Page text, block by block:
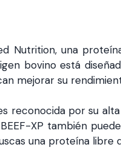
Nutrition, una
bovino está
mejorar su
reconocida por su
XP también
una proteína libre